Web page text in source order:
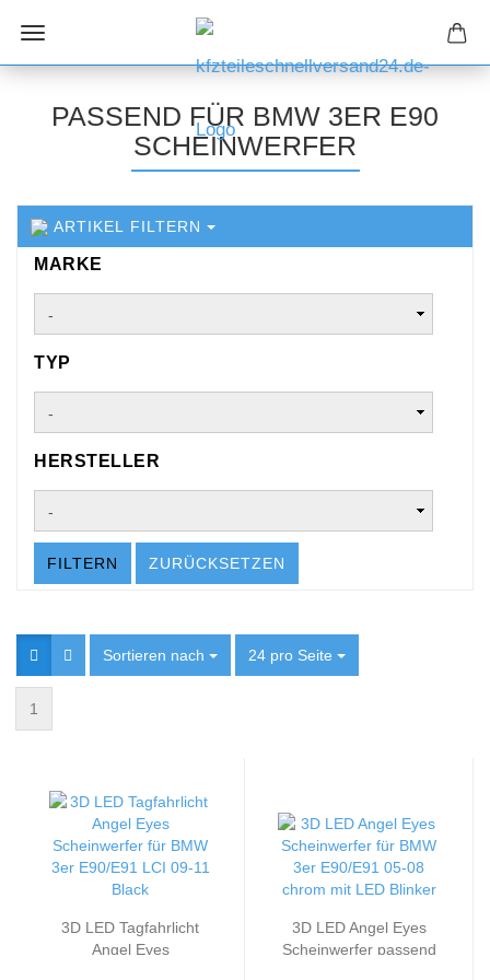
PASSEND FÜR BMW 3ER E90
SCHEINWERFER
ARTIKEL FILTERN
MARKE
MARKE
TYP
TYP
HERSTELLER
HERSTELLER
FILTERN ZURÜCKSETZEN
Sortieren nach
Sortieren nach 24 pro Seite
pro Seite
1
3D LED Tagfahrlicht
Angel Eyes
3D LED Angel Eyes
Scheinwerfer passend